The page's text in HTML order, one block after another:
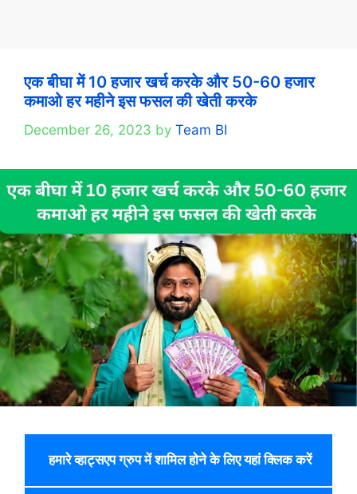
एक बीघा में 10 हजार खर्च करके और 50-60 हजार
कमाओ हर महीने इस फसल की खेती करके
December 26, 2023 by Team BI
हमारे व्हाट्सएप ग्रुप में शामिल होने के लिए यहां क्लिक करें